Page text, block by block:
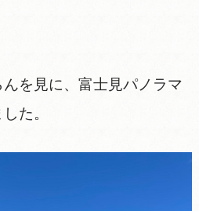
を見に、富士見パノラマ
た。